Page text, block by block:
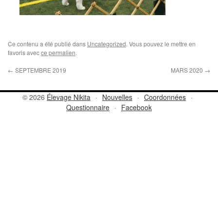
Ce contenu a été publié dans Uncategorized. Vous pouvez le mettre en
favoris avecce permalien.
← SEPTEMBRE 2019 MARS 2020 →
© 2026 Élevage Nikita · Nouvelles · Coordonnées ·
Questionnaire · Facebook